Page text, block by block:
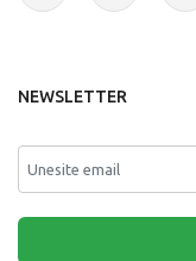
NEWSLETTER